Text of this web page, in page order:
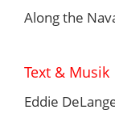
Along the
Text & Musik
Eddie